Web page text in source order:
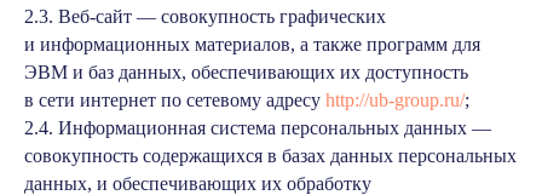
2.3. Веб-сайт — совокупность графических
и информационных материалов, а также программ для
ЭВМ и баз данных, обеспечивающих их доступность
в сети интернет по сетевому адресу http://ub-group.ru/;
2.4. Информационная система персональных данных —
совокупность содержащихся в базах данных персональных
данных, и обеспечивающих их обработку